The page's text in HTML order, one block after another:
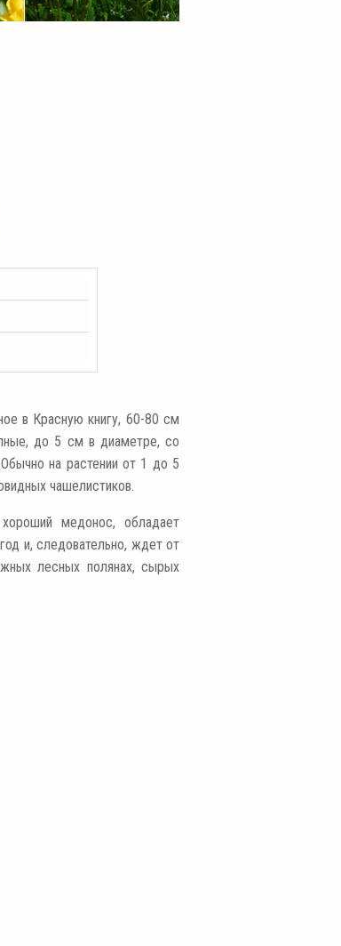
в Красную книгу, 60-80 см
до 5 см в диаметре, со
на растении от 1 до 5
чашелистиков.
медонос, обладает
и, следовательно, ждет от
лесных полянах, сырых